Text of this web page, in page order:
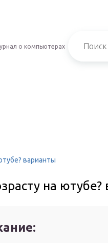
о компьютерах
варианты
на ютубе?